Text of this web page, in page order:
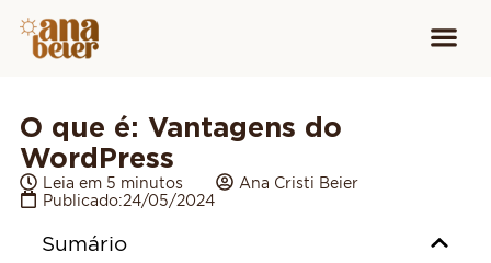
O que é: Vantagens do
WordPress
Leia em 5 minutos
Ana Cristi Beier
Publicado:24/05/2024
Sumário